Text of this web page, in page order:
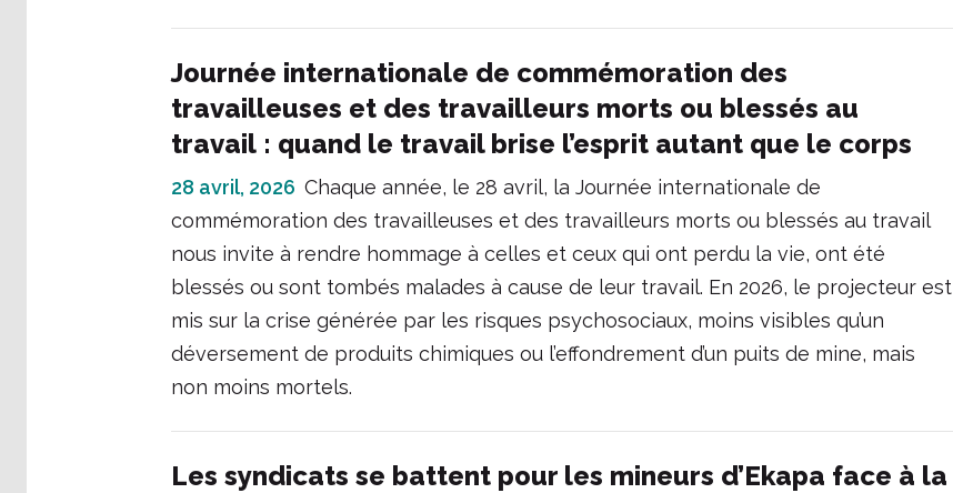
Journée internationale de commémoration des
travailleuses et des travailleurs morts ou blessés au
travail : quand le travail brise l’esprit autant que le corps
28 avril, 2026 Chaque année, le 28 avril, la Journée internationale de
commémoration des travailleuses et des travailleurs morts ou blessés au travail
nous invite à rendre hommage à celles et ceux qui ont perdu la vie, ont été
blessés ou sont tombés malades à cause de leur travail. En 2026, le projecteur est
mis sur la crise générée par les risques psychosociaux, moins visibles qu’un
déversement de produits chimiques ou l’effondrement d’un puits de mine, mais
non moins mortels.
Les syndicats se battent pour les mineurs d’Ekapa face à la